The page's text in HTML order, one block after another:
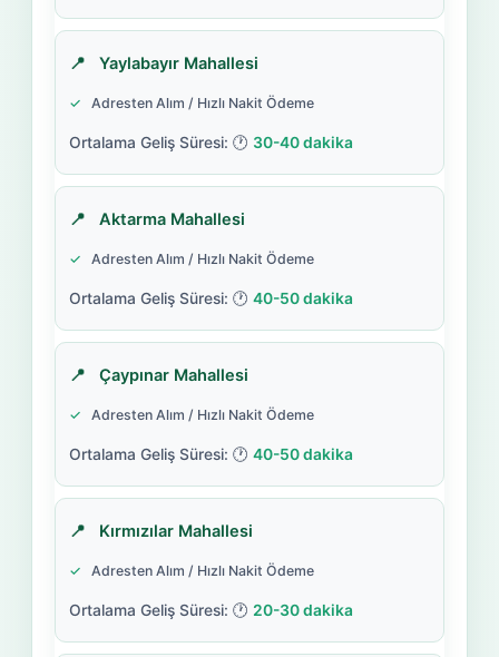
Yaylabayır Mahallesi
Adresten Alım / Hızlı Nakit Ödeme
30-40 dakika
Aktarma Mahallesi
Adresten Alım / Hızlı Nakit Ödeme
40-50 dakika
Çaypınar Mahallesi
Adresten Alım / Hızlı Nakit Ödeme
40-50 dakika
Kırmızılar Mahallesi
Adresten Alım / Hızlı Nakit Ödeme
20-30 dakika